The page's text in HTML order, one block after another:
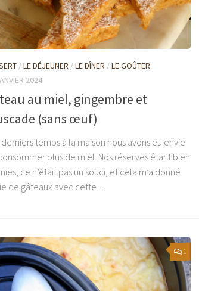
/LE DÉJEUNER /LE DÎNER /LE GOÛTER
2024
au miel, gingembre et
(sans œuf)
derniers temps à la maison nous avons eu envie
plus de miel. Nos réserves étant bien
ce n’était pas un souci, et cela m’a donné
de gâteaux avec cette...
1